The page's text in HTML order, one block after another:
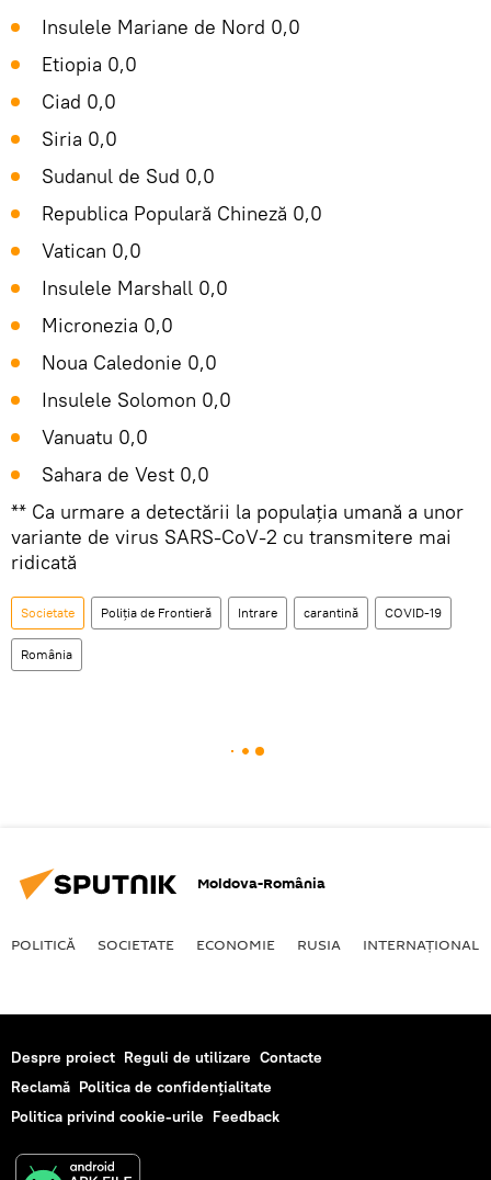
Insulele Mariane de Nord 0,0
Etiopia 0,0
Ciad 0,0
Siria 0,0
Sudanul de Sud 0,0
Republica Populară Chineză 0,0
Vatican 0,0
Insulele Marshall 0,0
Micronezia 0,0
Noua Caledonie 0,0
Insulele Solomon 0,0
Vanuatu 0,0
Sahara de Vest 0,0
** Ca urmare a detectării la populația umană a unor
variante de virus SARS-CoV-2 cu transmitere mai
ridicată
Societate Poliția de Frontieră Intrare carantină COVID-19
România
Moldova-România
POLITICĂ SOCIETATE ECONOMIE RUSIA INTERNAŢIONAL
Despre proiect Reguli de utilizare Contacte
Reclamă Politica de confidențialitate
Politica privind cookie-urile Feedback